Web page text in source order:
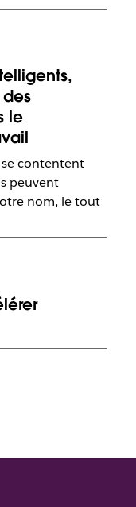
le
contentent
peuvent
nom, le tout